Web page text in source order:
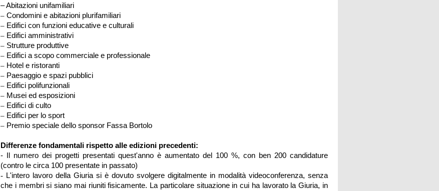
– Abitazioni unifamiliari
– Condomini e abitazioni plurifamiliari
– Edifici con funzioni educative e culturali
– Edifici amministrativi
– Strutture produttive
– Edifici a scopo commerciale e professionale
– Hotel e ristoranti
– Paesaggio e spazi pubblici
– Edifici polifunzionali
– Musei ed esposizioni
– Edifici di culto
– Edifici per lo sport
– Premio speciale dello sponsor Fassa Bortolo
Differenze fondamentali rispetto alle edizioni precedenti:
- Il numero dei progetti presentati quest'anno è aumentato del 100 %, con ben 200 candidature
(contro le circa 100 presentate in passato)
- L'intero lavoro della Giuria si è dovuto svolgere digitalmente in modalità videoconferenza, senza
che i membri si siano mai riuniti fisicamente. La particolare situazione in cui ha lavorato la Giuria, in